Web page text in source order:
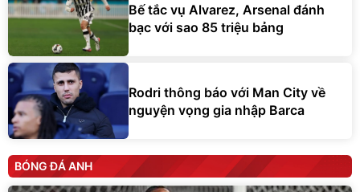
Bế tắc vụ Alvarez, Arsenal đánh
bạc với sao 85 triệu bảng
Rodri thông báo với Man City về
nguyện vọng gia nhập Barca
BÓNG ĐÁ ANH